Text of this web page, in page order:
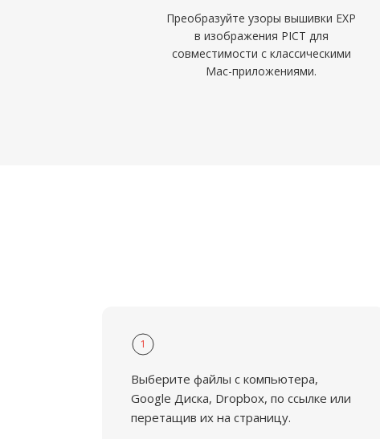
Преобразуйте узоры вышивки EXP
в изображения PICT для
совместимости с классическими
Mac-приложениями.
1
Выберите файлы с компьютера,
Google Диска, Dropbox, по ссылке или
перетащив их на страницу.